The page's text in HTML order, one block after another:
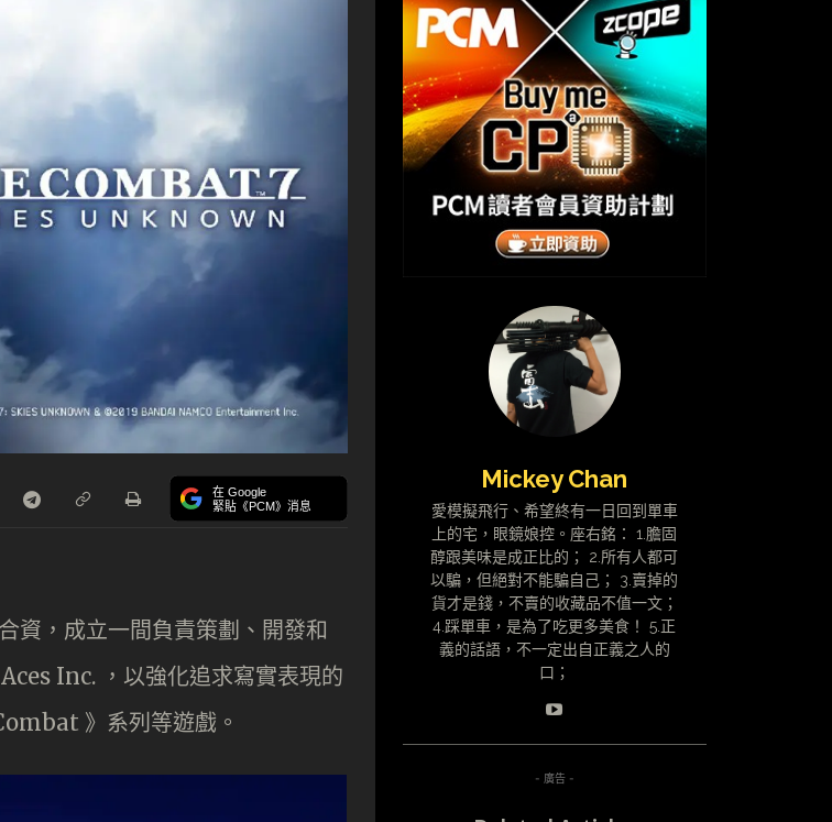
在 Google
緊貼《PCM》消息
，成立一間負責策劃、開發和
Inc. ，以強化追求寫實表現的
》系列等遊戲。
Mickey Chan
愛模擬飛行、希望終有一日回到單車
上的宅，眼鏡娘控。座右銘： 1.膽固
醇跟美味是成正比的； 2.所有人都可
以騙，但絕對不能騙自己； 3.賣掉的
貨才是錢，不賣的收藏品不值一文；
4.踩單車，是為了吃更多美食！ 5.正
義的話語，不一定出自正義之人的
口；
- 廣告 -